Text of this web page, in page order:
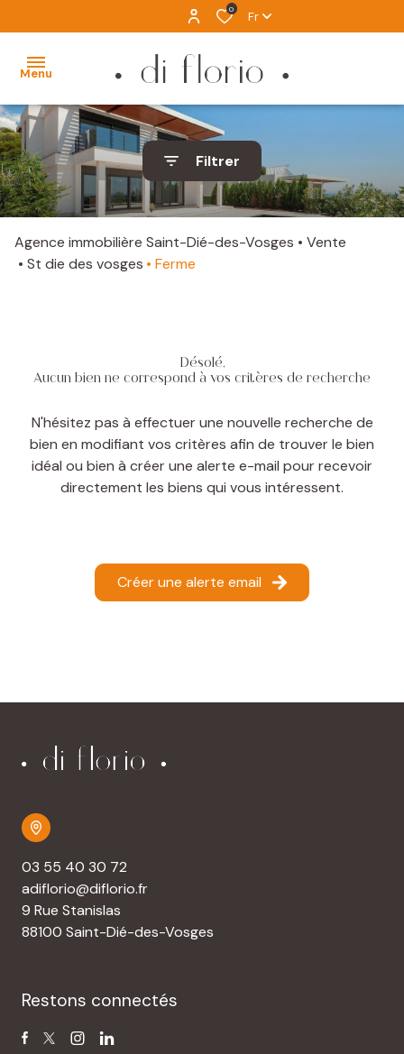
0 Fr
Menu
ACCUEIL
VENTES
LOCATION
IMMOBILIER
ESTIMATION
CONTACT
Filtrer
Agence immobilière Saint-Dié-des-Vosges
Vente
St die des vosges
Ferme
Désolé,
Aucun bien ne correspond à vos critères de recherche
N'hésitez pas à effectuer une nouvelle recherche de
bien en modifiant vos critères afin de trouver le bien
idéal ou bien à créer une alerte e-mail pour recevoir
directement les biens qui vous intéressent.
Créer une alerte email
03 55 40 30 72
adiflorio@diflorio.fr
9 Rue Stanislas
88100 Saint-Dié-des-Vosges
Restons connectés